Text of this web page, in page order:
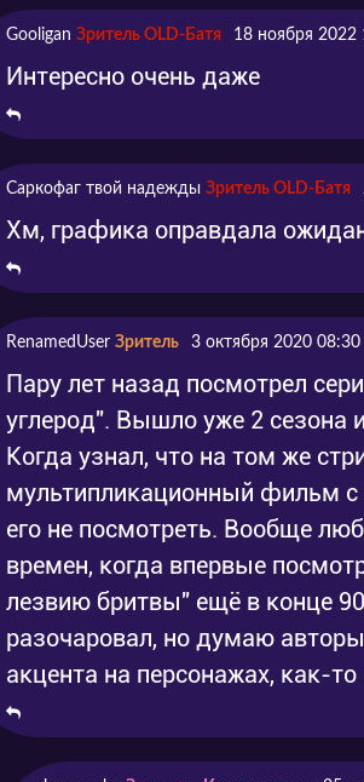
Gooligan Зритель OLD-Батя 18 ноября 2022
Интересно очень даже
Саркофаг твой надежды Зритель OLD-Батя
Хм, графика оправдала
RenamedUser Зритель 3 октября 2020 08:30
Пару лет назад посмотрел
углерод". Вышло уже 2 сезона
Когда узнал, что на том же
мультипликационный фильм с
его не посмотреть. Вообще
времен, когда впервые
лезвию бритвы" ещё в конце
разочаровал, но думаю
акцента на персонажах, как-